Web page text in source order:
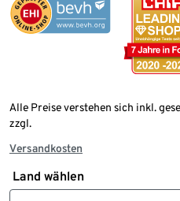
Alle Preise verstehen sich inkl.
zzgl.
Versandkosten
Land wählen